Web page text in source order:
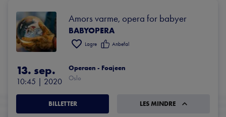
Amors varme, opera for babyer
BABYOPERA
Lagre Anbefal
13. sep.
10:45 | 2020
Operaen - Foajeen
Oslo
BILLETTER LES MINDRE